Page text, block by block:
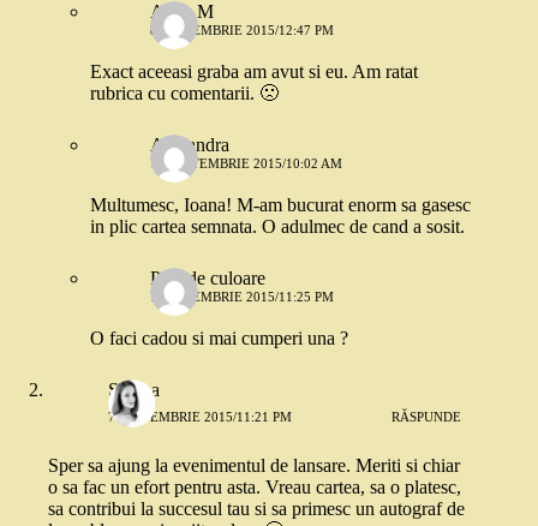
Anne M
8 SEPTEMBRIE 2015/12:47 PM
Exact aceeasi graba am avut si eu. Am ratat
rubrica cu comentarii. 🙁
Alexandra
11 SEPTEMBRIE 2015/10:02 AM
Multumesc, Ioana! M-am bucurat enorm sa gasesc
in plic cartea semnata. O adulmec de cand a sosit.
Pata de culoare
7 SEPTEMBRIE 2015/11:25 PM
O faci cadou si mai cumperi una ?
Sabina
7 SEPTEMBRIE 2015/11:21 PM RĂSPUNDE
Sper sa ajung la evenimentul de lansare. Meriti si chiar
o sa fac un efort pentru asta. Vreau cartea, sa o platesc,
sa contribui la succesul tau si sa primesc un autograf de